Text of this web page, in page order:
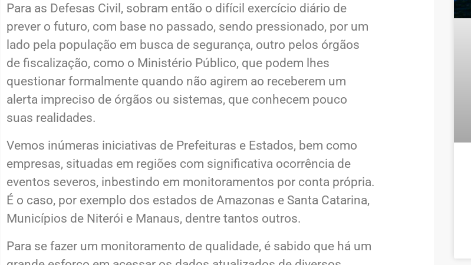
Para as Defesas Civil, sobram então o difícil exercício diário de
prever o futuro, com base no passado, sendo pressionado, por um
lado pela população em busca de segurança, outro pelos órgãos
de fiscalização, como o Ministério Público, que podem lhes
questionar formalmente quando não agirem ao receberem um
alerta impreciso de órgãos ou sistemas, que conhecem pouco
suas realidades.
Vemos inúmeras iniciativas de Prefeituras e Estados, bem como
empresas, situadas em regiões com significativa ocorrência de
eventos severos, inbestindo em monitoramentos por conta própria.
É o caso, por exemplo dos estados de Amazonas e Santa Catarina,
Municípios de Niterói e Manaus, dentre tantos outros.
Para se fazer um monitoramento de qualidade, é sabido que há um